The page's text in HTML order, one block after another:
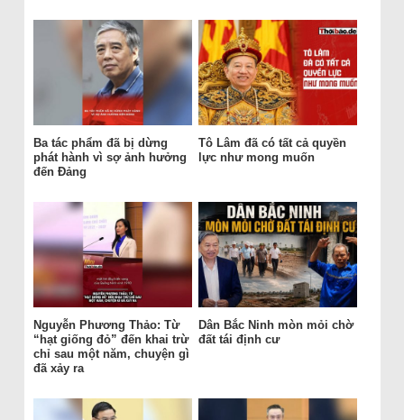
Ba tác phẩm đã bị dừng
phát hành vì sợ ảnh hưởng
đến Đảng
Tô Lâm đã có tất cả quyền
lực như mong muốn
Nguyễn Phương Thảo: Từ
“hạt giống đỏ” đến khai trừ
chỉ sau một năm, chuyện gì
đã xảy ra
Dân Bắc Ninh mòn mỏi chờ
đất tái định cư